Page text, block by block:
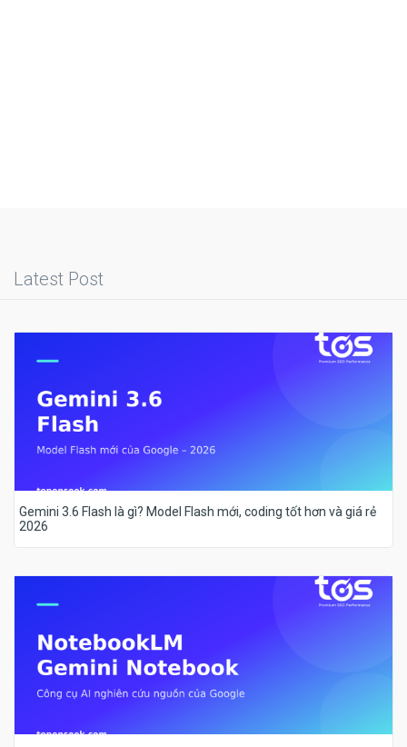
Latest Post
Gemini 3.6 Flash là gì? Model Flash mới, coding tốt hơn và giá rẻ
2026